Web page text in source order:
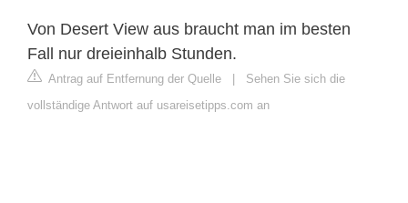
Von Desert View aus braucht man im besten
Fall nur dreieinhalb Stunden.
Antrag auf Entfernung der Quelle
Sehen Sie sich die
vollständige Antwort auf usareisetipps.com an